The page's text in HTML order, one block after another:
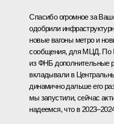
Спасибо огромное за
одобрили
новые вагоны метро и
сообщения, для МЦД.
из ФНБ дополнительные
вкладывали в
динамично дальше его
мы запустили, сейчас
надеемся, что в